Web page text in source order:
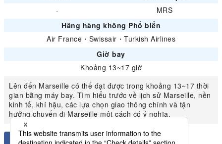
-
MRS
Hãng hàng không Phổ biến
Air France ・ Swissair ・ Turkish Airlines
Giờ bay
Khoảng 13~17 giờ
Lên đến Marseille có thể đạt được trong khoảng 13~17 thời
gian bằng máy bay. Tìm hiểu trước về lịch sử Marseille, nền
kinh tế, khí hậu, các lựa chọn giao thông chính và tận
hưởng chuyến đi Marseille một cách có ý nghĩa.